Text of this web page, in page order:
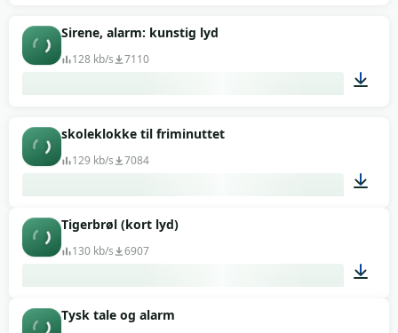
Sirene, alarm: kunstig lyd
128 kb/s 7110
skoleklokke til friminuttet
129 kb/s 7084
Tigerbrøl (kort lyd)
130 kb/s 6907
Tysk tale og alarm